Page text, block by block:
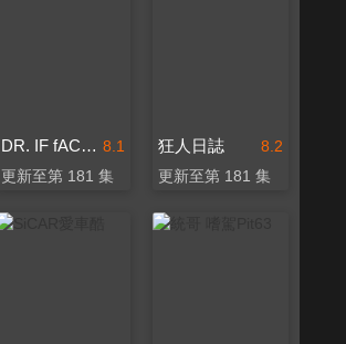
8.1
DR. IF fACTORY 硬核車媒
更新至第 181 集
8.2
狂人日誌
更新至第 181 集